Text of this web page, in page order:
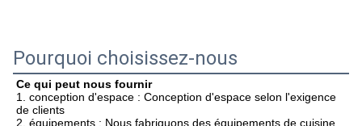
Pourquoi choisissez-nous
Ce qui peut nous fournir
1. conception d'espace : Conception d'espace selon l'exigence
de clients
2. équipements : Nous fabriquons des équipements de cuisine